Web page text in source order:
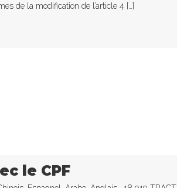
de la modification de l’article 4 […]
le CPF